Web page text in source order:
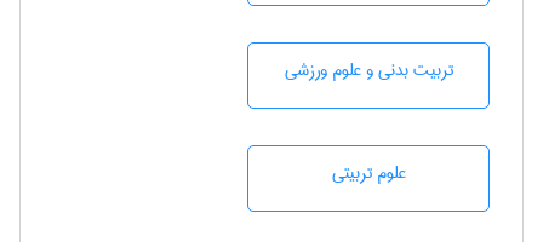
تربيت بدنی و علوم ورزشی
علوم تربيتی